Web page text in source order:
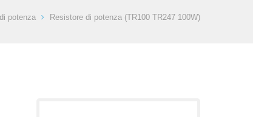
potenza Resistore di potenza (TR100 TR247 100W)